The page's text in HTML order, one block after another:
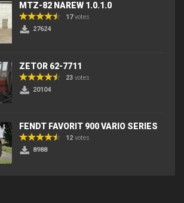
MTZ-82 NAREW 1.0.1.0
17votes
27624
ZETOR 62-7711
23 votes
20104
FENDT FAVORIT 900 VARIO SERIES
12 votes
8988